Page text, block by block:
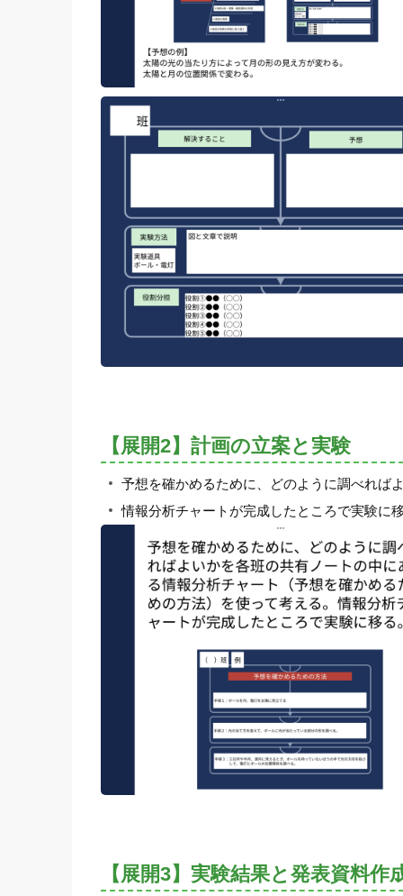
【展開2】計画の立案と実験
予想を確かめるために、どのように調べれば
情報分析チャートが完成したところで実験に
【展開3】実験結果と発表資料作